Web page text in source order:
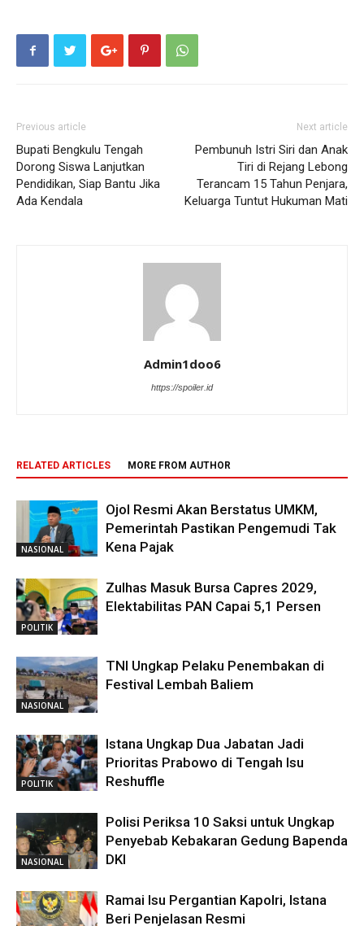
Previous article
Bupati Bengkulu Tengah
Dorong Siswa Lanjutkan
Pendidikan, Siap Bantu Jika
Ada Kendala
Next article
Pembunuh Istri Siri dan Anak
Tiri di Rejang Lebong
Terancam 15 Tahun Penjara,
Keluarga Tuntut Hukuman Mati
Admin1doo6
https://spoiler.id
RELATED ARTICLES MORE FROM AUTHOR
NASIONAL
Ojol Resmi Akan Berstatus UMKM,
Pemerintah Pastikan Pengemudi Tak
Kena Pajak
POLITIK
Zulhas Masuk Bursa Capres 2029,
Elektabilitas PAN Capai 5,1 Persen
NASIONAL
TNI Ungkap Pelaku Penembakan di
Festival Lembah Baliem
POLITIK
Istana Ungkap Dua Jabatan Jadi
Prioritas Prabowo di Tengah Isu
Reshuffle
NASIONAL
Polisi Periksa 10 Saksi untuk Ungkap
Penyebab Kebakaran Gedung Bapenda
DKI
Ramai Isu Pergantian Kapolri, Istana
Beri Penjelasan Resmi